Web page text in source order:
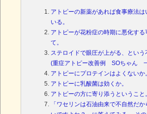
アトピーの新薬があれば食事療法
いる。
アトピーが花粉症の時期に悪化する
て。
ステロイドで眼圧が上がる、という
(重症アトピー改善例 SOちゃん
アトピーにプロテインはよくないか
アトピーに乳酸菌は効くか。
アトピーの方に寄り添うということ
「ワセリンは石油由来で不自然だ